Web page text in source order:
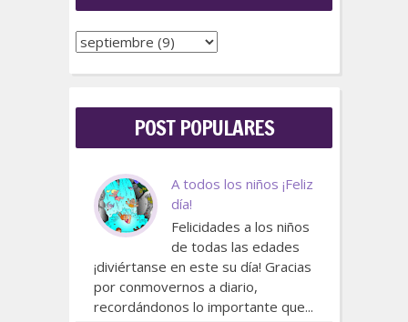
POST POPULARES
A todos los niños ¡Feliz
día!
Felicidades a los niños
de todas las edades
¡diviértanse en este su día! Gracias
por conmovernos a diario,
recordándonos lo importante que...